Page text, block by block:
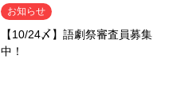
お知らせ
【10/24〆】語劇祭審査員募集
中！